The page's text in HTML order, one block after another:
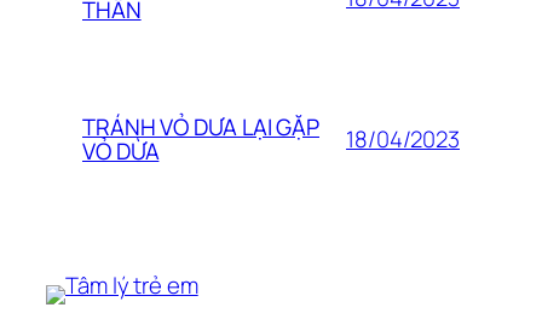
THÂN
TRÁNH VỎ DƯA LẠI GẶP
VỎ DỪA 18/04/2023